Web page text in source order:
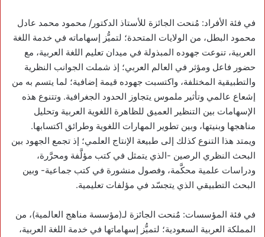
في فئة الأفراد: مُنحت الجائزة للأستاذ الدكتور/ محمود محمد عادل
محمود البطل، من الولايات المتحدة؛ لتميُّز إسهاماته في خدمة اللغة
العربية، تنوعت جهوده المبذولة في ميدان تعليم اللغة العربية، مع
حضور فاعل ومؤثر في العالم العربي؛ إذ شملت الجوانب النظرية
والتطبيقية المختلفة، واكتسبت جهوده قيمة إضافية؛ لما يتسم به من
إشعاع عالمي وتأثير ملموس يتجاوز الحدود الجغرافية. وتتنوع هذه
الإسهامات بين التنظير العميق للظاهرة اللغوية العربية وتحليل
مناهجها وبنيتها، وبين تطوير المهارات اللغوية وطرائق اكتسابها.
ويمتد هذا التنوع كذلك إلى طبيعة الإنتاج العلمي؛ إذ تجمع الجهود بين
البحث النظري الرصين -الذي يتمثل في كتب مؤلَّفة ومحرَّرة،
ودراسات علمية محكَّمة، وفصول منشورة في كتب جماعية- وبين
البحث التطبيقي الذي يتجسّد في مؤلفات تعليمية.
في فئة المؤسسات: مُنحت الجائزة لـ(مؤسسة مناهج العالمية)، من
المملكة العربية السعودية؛ لتميُّز إسهاماتها في خدمة اللغة العربية،